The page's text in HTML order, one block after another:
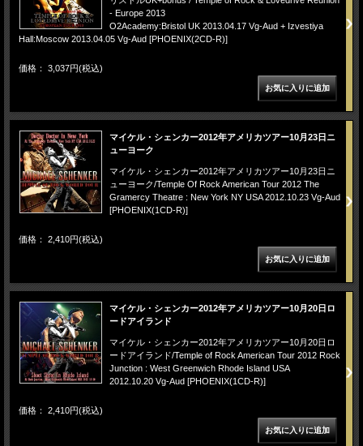
- Europe 2013
O2Academy:Bristol UK 2013.04.17 Vg-Aud + Izvestiya
Hall:Moscow 2013.04.05 Vg-Aud [PHOENIX(2CD-R)]
価格： 3,037円(税込)
マイケル・シェンカー2012年アメリカツアー10月23日ニ
ューヨーク
マイケル・シェンカー2012年アメリカツアー10月23日ニ
ューヨーク/Temple Of Rock American Tour 2012 The
Gramercy Theatre : New York NY USA 2012.10.23 Vg-Aud
[PHOENIX(1CD-R)]
価格： 2,410円(税込)
マイケル・シェンカー2012年アメリカツアー10月20日ロ
ードアイランド
マイケル・シェンカー2012年アメリカツアー10月20日ロ
ードアイランド/Temple of Rock American Tour 2012 Rock
Junction : West Greenwich Rhode Island USA
2012.10.20 Vg-Aud [PHOENIX(1CD-R)]
価格： 2,410円(税込)